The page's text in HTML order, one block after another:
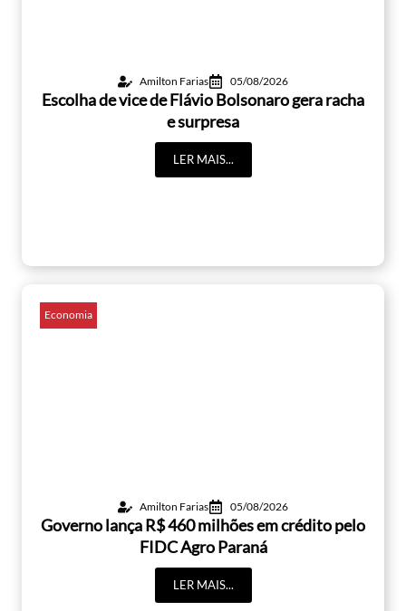
Amilton Farias 05/08/2026
Escolha de vice de Flávio Bolsonaro gera racha
e surpresa
LER MAIS...
Economia
Amilton Farias 05/08/2026
Governo lança R$ 460 milhões em crédito pelo
FIDC Agro Paraná
LER MAIS...